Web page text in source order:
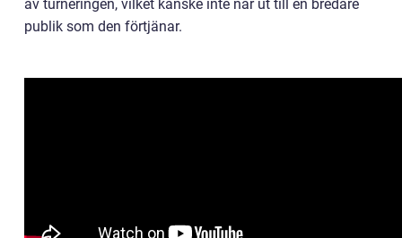
av turneringen, vilket kanske inte når ut till en bredare
publik som den förtjänar.